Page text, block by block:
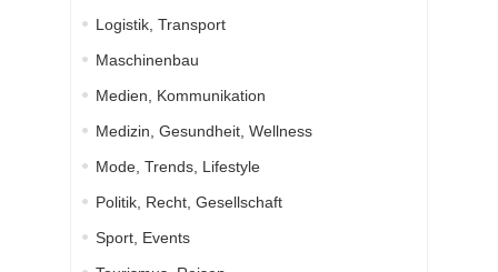
Logistik, Transport
Maschinenbau
Medien, Kommunikation
Medizin, Gesundheit, Wellness
Mode, Trends, Lifestyle
Politik, Recht, Gesellschaft
Sport, Events